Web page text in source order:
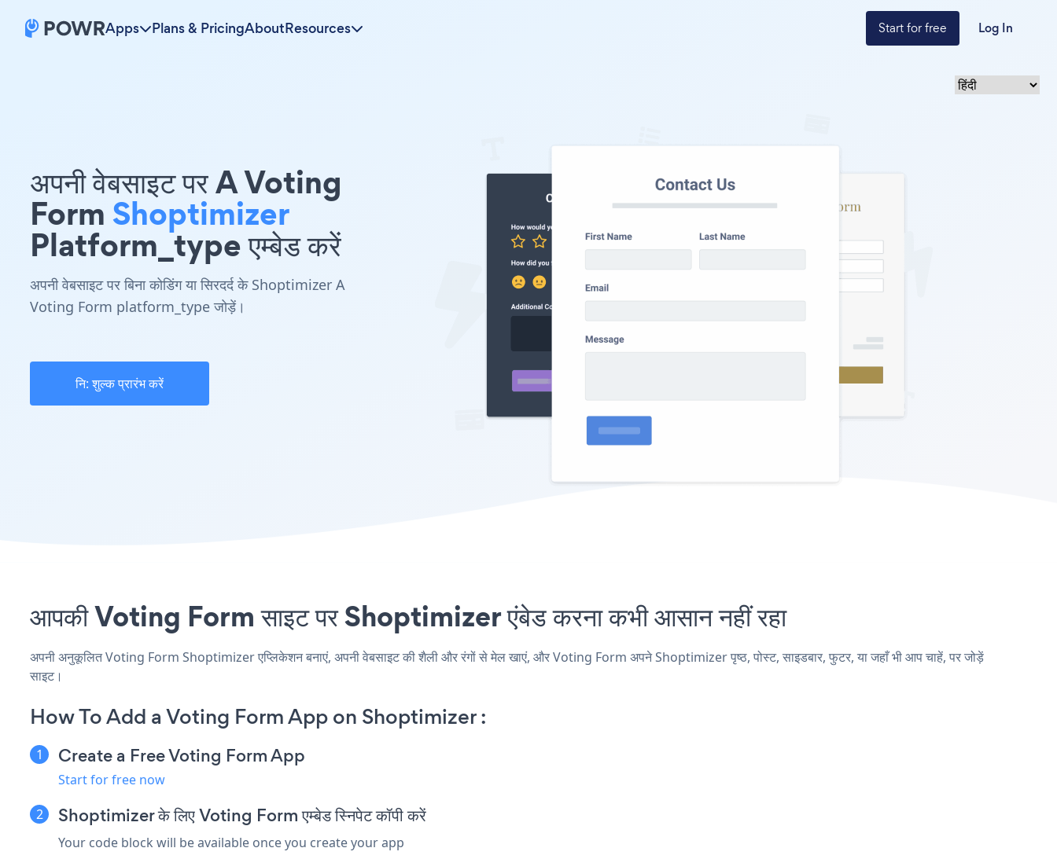
Apps Plans & PricingAboutResources Start for free Log In
अपनी वेबसाइट पर A Voting
Form Shoptimizer
Platform_type एम्बेड करें
अपनी वेबसाइट पर बिना कोडिंग या सिरदर्द के Shoptimizer A
Voting Form platform_type जोड़ें।
नि: शुल्क प्रारंभ करें
आपकी Voting Form साइट पर Shoptimizer एंबेड करना कभी आसान नहीं रहा
अपनी अनुकूलित Voting Form Shoptimizer एप्लिकेशन बनाएं, अपनी वेबसाइट की शैली और रंगों से मेल खाएं, और Voting Form अपने Shoptimizer पृष्ठ, पोस्ट, साइडबार, फुटर, या जहाँ भी आप चाहें, पर जोड़ें
साइट।
How To Add a Voting Form App on Shoptimizer :
Create a Free Voting Form App
Start for free now
Shoptimizer के लिए Voting Form एम्बेड स्निपेट कॉपी करें
Your code block will be available once you create your app